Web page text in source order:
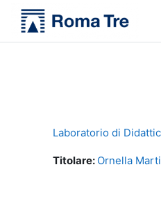
Skip to main content
Laboratorio di
Titolare: Ornella